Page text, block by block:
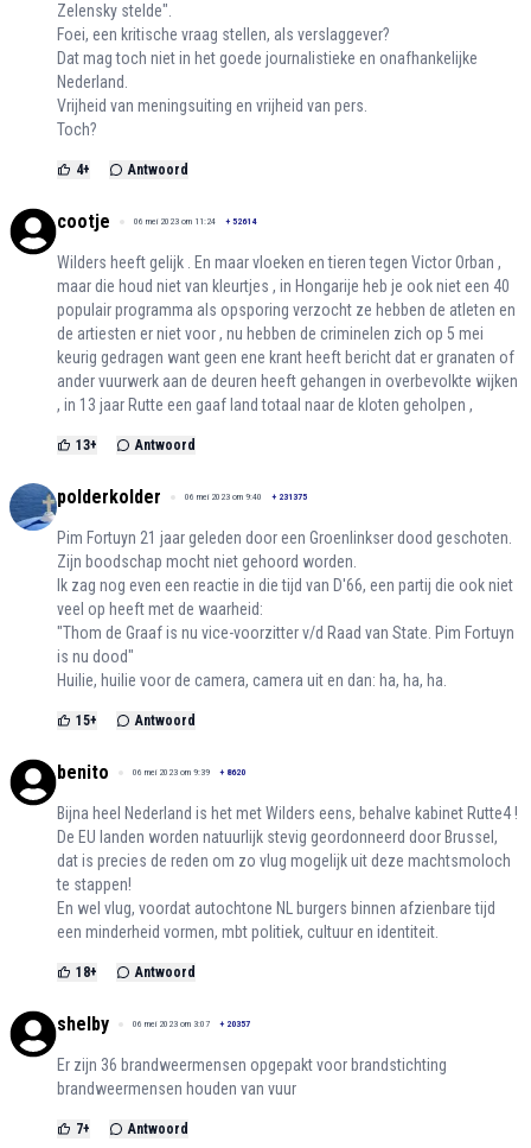
Zelensky stelde".
Foei, een kritische vraag stellen, als verslaggever?
Dat mag toch niet in het goede journalistieke en onafhankelijke
Nederland.
Vrijheid van meningsuiting en vrijheid van pers.
Toch?
4+ Antwoord
cootje 06 mei 2023 om 11:24 + 52614
Wilders heeft gelijk . En maar vloeken en tieren tegen Victor Orban ,
maar die houd niet van kleurtjes , in Hongarije heb je ook niet een 40
populair programma als opsporing verzocht ze hebben de atleten en
de artiesten er niet voor , nu hebben de criminelen zich op 5 mei
keurig gedragen want geen ene krant heeft bericht dat er granaten of
ander vuurwerk aan de deuren heeft gehangen in overbevolkte wijken
, in 13 jaar Rutte een gaaf land totaal naar de kloten geholpen ,
13+ Antwoord
polderkolder 06 mei 2023 om 9:40 + 231375
Pim Fortuyn 21 jaar geleden door een Groenlinkser dood geschoten.
Zijn boodschap mocht niet gehoord worden.
Ik zag nog even een reactie in die tijd van D'66, een partij die ook niet
veel op heeft met de waarheid:
"Thom de Graaf is nu vice-voorzitter v/d Raad van State. Pim Fortuyn
is nu dood"
Huilie, huilie voor de camera, camera uit en dan: ha, ha, ha.
15+ Antwoord
benito 06 mei 2023 om 9:39 + 8620
Bijna heel Nederland is het met Wilders eens, behalve kabinet Rutte4 !
De EU landen worden natuurlijk stevig geordonneerd door Brussel,
dat is precies de reden om zo vlug mogelijk uit deze machtsmoloch
te stappen!
En wel vlug, voordat autochtone NL burgers binnen afzienbare tijd
een minderheid vormen, mbt politiek, cultuur en identiteit.
18+ Antwoord
shelby 06 mei 2023 om 3:07 + 20357
Er zijn 36 brandweermensen opgepakt voor brandstichting
brandweermensen houden van vuur
7+ Antwoord